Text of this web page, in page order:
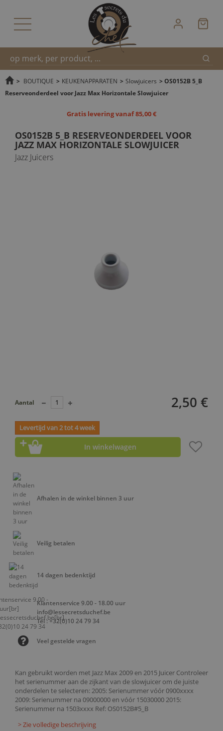
Snel
> BOUTIQUE > KEUKENAPPARATEN > Slowjuicers > OS0152B 5_B
Reserveonderdeel voor Jazz Max Horizontale Slowjuicer
Gratis levering vanaf 85,00 €
OS0152B 5_B RESERVEONDERDEEL VOOR
JAZZ MAX HORIZONTALE SLOWJUICER
Jazz Juicers
Kan gebruikt worden met Jazz Max 2009 en 2015 Juicer Controleer
het serienummer aan de zijkant van de slowjuicer om de juiste
onderdelen te selecteren: 2005: Serienummer vóór 0900xxxx
2009: Serienummer na 09000000 en vóór 15030000 2015:
Serienummer na 1503xxxx Ref: OS0152B#5_B
> Zie volledige beschrijving
2,50 €
Aantal
Levertijd van 2 tot 4 week
In winkelwagen
Afhalen in de winkel binnen 3 uur
Veilig betalen
14 dagen bedenktijd
Klantenservice 9.00 - 18.00 uur
info@lessecretsduchef.be
Tel : +32(0)10 24 79 34
Veel gestelde vragen